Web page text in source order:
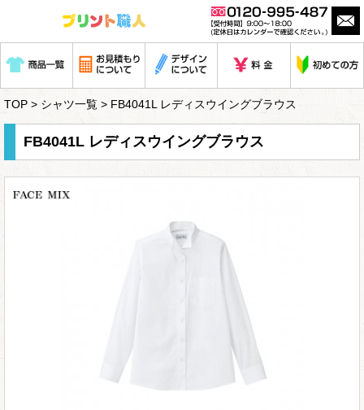
TOP > シャツ一覧 > FB4041L レディスウイングブラウス
FB4041L レディスウイングブラウス